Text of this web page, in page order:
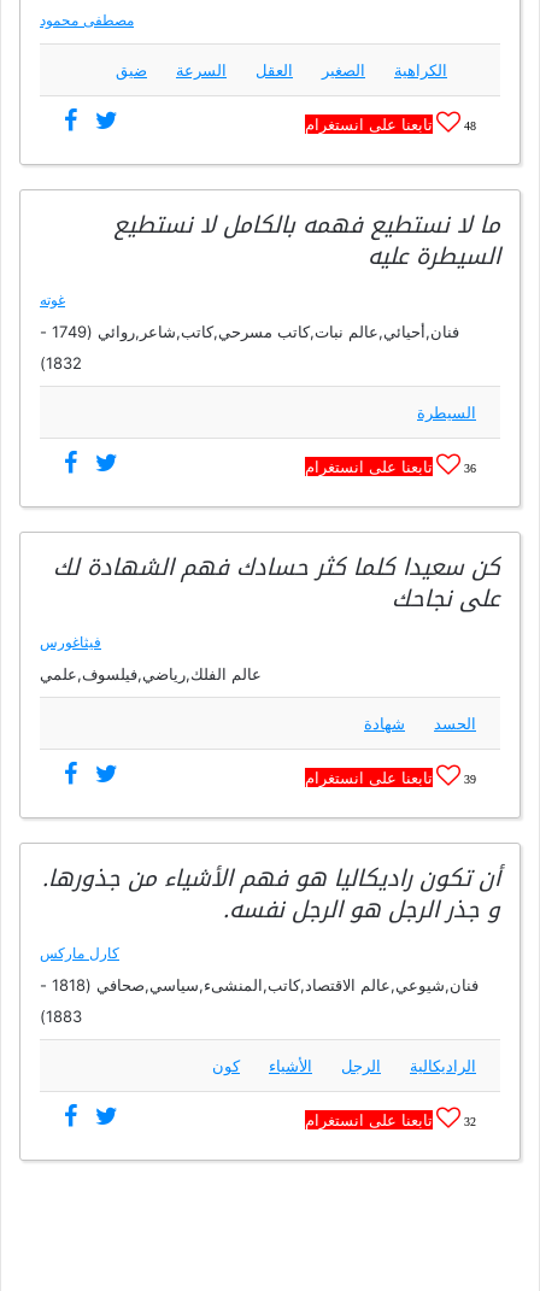
مصطفى محمود
الكراهية الصغير العقل السرعة ضيق
48 تابعنا على انستغرام
ما لا نستطيع فهمه بالكامل لا نستطيع
السيطرة عليه
غوته
فنان,أحيائي,عالم نبات,كاتب مسرحي,كاتب,شاعر,روائي (1749 -
1832)
السيطرة
36 تابعنا على انستغرام
كن سعيدا كلما كثر حسادك فهم الشهادة لك
على نجاحك
فيثاغورس
عالم الفلك,رياضي,فيلسوف,علمي
الحسد شهادة
39 تابعنا على انستغرام
أن تكون راديكاليا هو فهم الأشياء من جذورها.
و جذر الرجل هو الرجل نفسه.
كارل ماركس
فنان,شيوعي,عالم الاقتصاد,كاتب,المنشىء,سياسي,صحافي (1818 -
1883)
الراديكالية الرجل الأشياء كون
32 تابعنا على انستغرام